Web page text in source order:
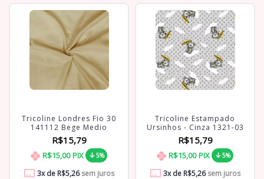
Tricoline Londres Fio 30
141112 Bege Medio
R$15,79
R$15,00 PIX 5%
3x de R$5,26sem juros
Tricoline Estampado
Ursinhos - Cinza 1321-03
R$15,79
R$15,00 PIX 5%
3x de R$5,26sem juros